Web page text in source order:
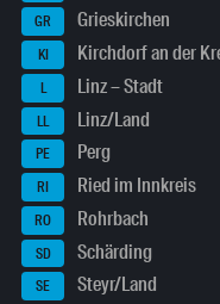
GR Grieskirchen
KI Kirchdorf an der
L Linz – Stadt
LL Linz/Land
PE Perg
RI Ried im Innkreis
RO Rohrbach
SD Schärding
SE Steyr/Land